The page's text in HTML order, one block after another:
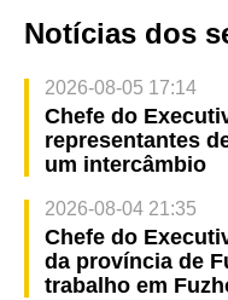
Notícias dos
2026-08-05 17:14
Chefe do
representantes
um intercâmbio
2026-08-04 21:35
Chefe do
da província de
trabalho em